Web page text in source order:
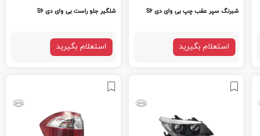
شبرنگ سپر عقب چپ بی وای دی S6
استعلام بگیرید
شلگیر جلو راست بی وای دی S6
استعلام بگیرید